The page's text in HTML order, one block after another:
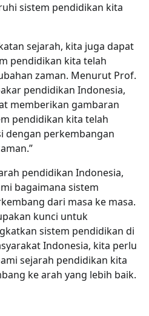
sistem pendidikan kita
sejarah, kita juga dapat
pendidikan kita telah
zaman. Menurut Prof.
pendidikan Indonesia,
memberikan gambaran
pendidikan kita telah
dengan perkembangan
pendidikan Indonesia,
bagaimana sistem
dari masa ke masa.
kunci untuk
sistem pendidikan di
Indonesia, kita perlu
sejarah pendidikan kita
ke arah yang lebih baik.